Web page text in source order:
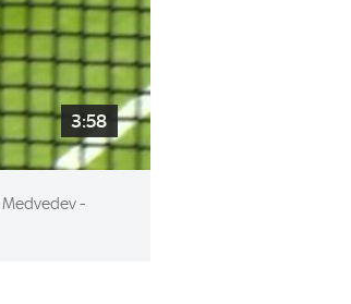
3:58
-